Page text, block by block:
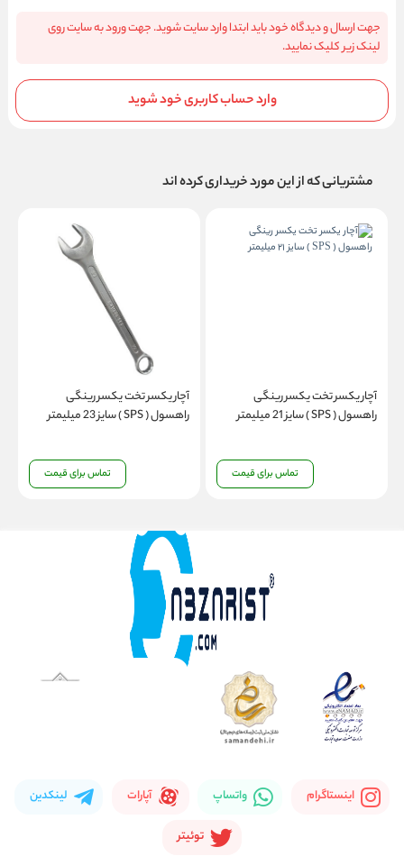
جهت ارسال و دیدگاه خود باید ابتدا وارد سایت شوید. جهت ورود به سایت روی
لینک زیر کلیک نمایید.
وارد حساب کاربری خود شوید
مشتریانی که از این مورد خریداری کرده اند
آچار یکسر تخت یکسر رینگی
راهسول ( SPS ) سایز 21 میلیمتر
تماس برای قیمت
آچار یکسر تخت یکسر رینگی
راهسول ( SPS ) سایز 23 میلیمتر
تماس برای قیمت
اینستاگرام واتساپ آپارات لینکدین
توئیتر